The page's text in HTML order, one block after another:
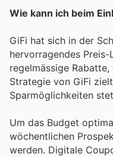
Wie kann ich beim
GiFi hat sich in der
hervorragendes
regelmässige
Strategie von GiFi
Sparmöglichkeiten
Um das Budget
wöchentlichen
werden. Digitale